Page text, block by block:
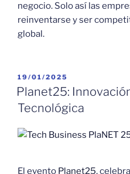
negocio. Solo así las
reinventarse y ser
global.
PUBLICADO
EL
19/01/2025
Planet25:
Tecnológica
El evento Planet25,